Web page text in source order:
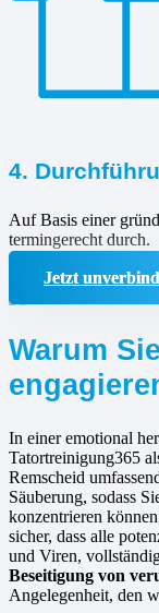
4.
Auf Basis einer
termingerecht durch.
Jetzt
Warum
In einer emotional
Tatortreinigung365
Remscheid
Säuberung, sodass
konzentrieren
sicher, dass alle
und Viren,
Beseitigung von
Angelegenheit, den